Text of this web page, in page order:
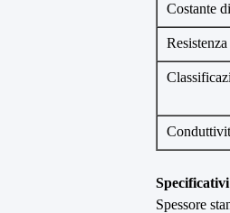
Costante
Spessore